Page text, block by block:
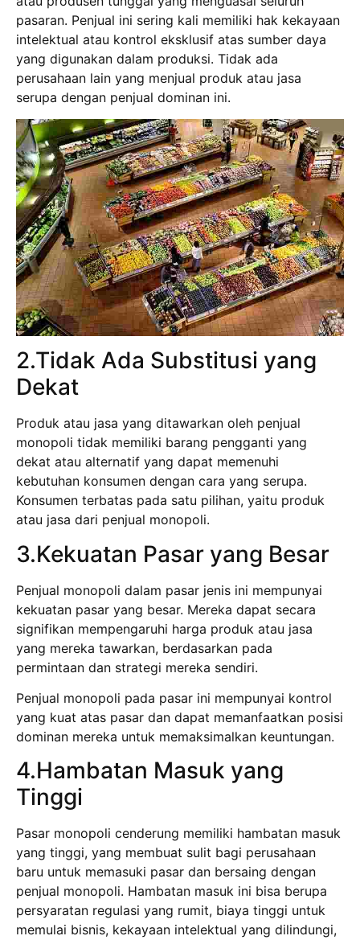
pasaran. Penjual ini sering kali memiliki hak kekayaan
intelektual atau kontrol eksklusif atas sumber daya
yang digunakan dalam produksi. Tidak ada
perusahaan lain yang menjual produk atau jasa
serupa dengan penjual dominan ini.
2.Tidak Ada Substitusi yang
Dekat
Produk atau jasa yang ditawarkan oleh penjual
monopoli tidak memiliki barang pengganti yang
dekat atau alternatif yang dapat memenuhi
kebutuhan konsumen dengan cara yang serupa.
Konsumen terbatas pada satu pilihan, yaitu produk
atau jasa dari penjual monopoli.
3.Kekuatan Pasar yang Besar
Penjual monopoli dalam pasar jenis ini mempunyai
kekuatan pasar yang besar. Mereka dapat secara
signifikan mempengaruhi harga produk atau jasa
yang mereka tawarkan, berdasarkan pada
permintaan dan strategi mereka sendiri.
Penjual monopoli pada pasar ini mempunyai kontrol
yang kuat atas pasar dan dapat memanfaatkan posisi
dominan mereka untuk memaksimalkan keuntungan.
4.Hambatan Masuk yang
Tinggi
Pasar monopoli cenderung memiliki hambatan masuk
yang tinggi, yang membuat sulit bagi perusahaan
baru untuk memasuki pasar dan bersaing dengan
penjual monopoli. Hambatan masuk ini bisa berupa
persyaratan regulasi yang rumit, biaya tinggi untuk
memulai bisnis, kekayaan intelektual yang dilindungi,